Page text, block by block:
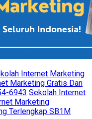
Internet Marketing
Marketing Gratis Dan
6943 Sekolah Internet
Marketing
Terlengkap SB1M